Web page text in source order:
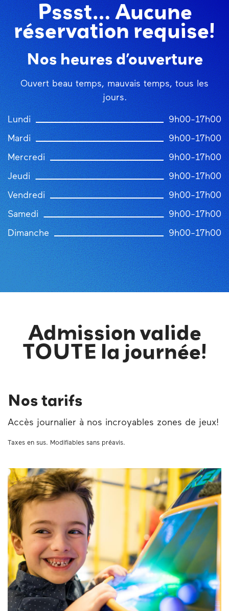
Pssst… Aucune
réservation requise!
Nos heures d’ouverture
Ouvert beau temps, mauvais temps, tous les
jours.
Lundi 9h00-17h00
Mardi 9h00-17h00
Mercredi 9h00-17h00
Jeudi 9h00-17h00
Vendredi 9h00-17h00
Samedi 9h00-17h00
Dimanche 9h00-17h00
Admission valide
TOUTE la journée!
Nos tarifs
Accès journalier à nos incroyables zones de jeux!
Taxes en sus. Modifiables sans préavis.